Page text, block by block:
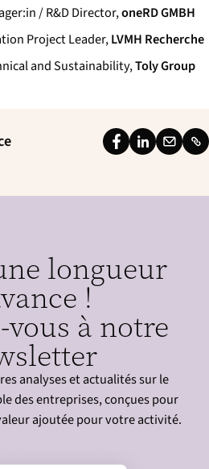
/ R&D Director,oneRD GMBH
Project Leader,LVMH Recherche
and Sustainability,Toly Group
F
c
o
L
n
d
E
a
L
n
longueur
!
à notre
analyses et actualités sur le
des entreprises, conçues pour
ajoutée pour votre activité.